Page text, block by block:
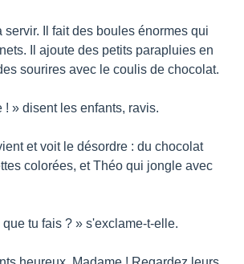
servir. Il fait des boules énormes qui
Il ajoute des petits parapluies en
sourires avec le coulis de chocolat.
» disent les enfants, ravis.
et voit le désordre : du chocolat
colorées, et Théo qui jongle avec
tu fais ? » s'exclame-t-elle.